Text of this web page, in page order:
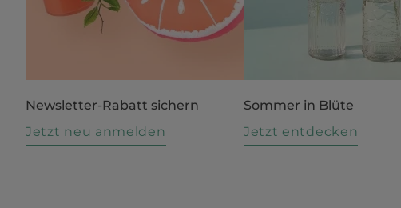
Newsletter-Rabatt sichern
Jetzt neu anmelden
Sommer in Blüte
Jetzt entdecken